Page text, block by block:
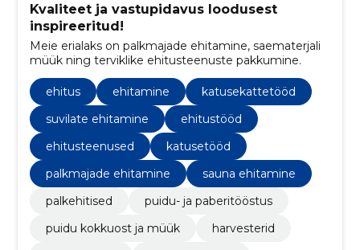
Kvaliteet ja vastupidavus loodusest
inspireeritud!
Meie erialaks on palkmajade ehitamine, saematerjali
müük ning terviklike ehitusteenuste pakkumine.
ehitus ehitamine
katusekattetööd
suvilate ehitamine
ehitustööd
ehitusteenused
katusetööd
palkmajade ehitamine
sauna ehitamine
palkehitised
puidu- ja paberitööstus
puidu kokkuost ja müük
harvesterid